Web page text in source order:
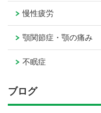
慢性疲労
顎関節症・顎の痛み
不眠症
ブログ